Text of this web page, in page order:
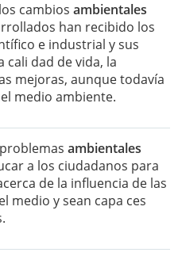
cambios ambientales
han recibido los
e industrial y sus
cali dad de vida, la
mejoras, aunque todavía
medio ambiente.
ambientales
a los ciudadanos para
de la influencia de las
medio y sean capa ces